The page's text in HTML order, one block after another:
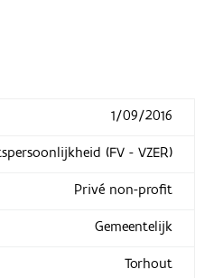
1/09/2016
(FV - VZER)
Privé non-profit
Gemeentelijk
Torhout